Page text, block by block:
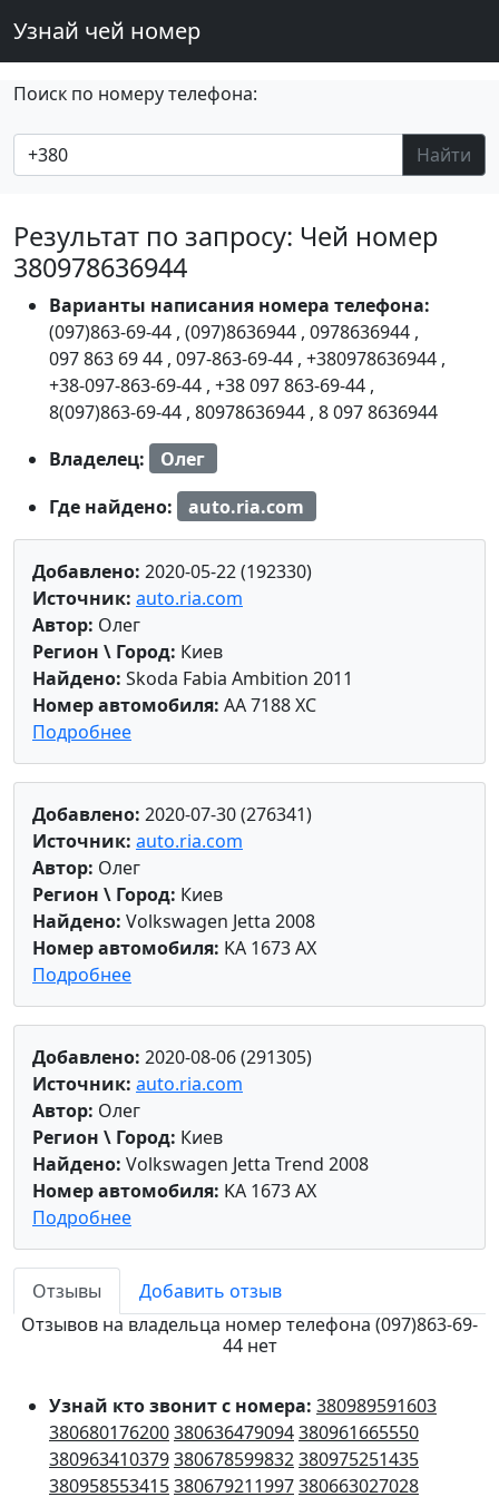
Узнай чей номер
Поиск по номеру телефона:
Найти
Результат по запросу: Чей номер
380978636944
Варианты написания номера телефона:
(097)863-69-44 , (097)8636944 , 0978636944 ,
097 863 69 44 , 097-863-69-44 , +380978636944 ,
+38-097-863-69-44 , +38 097 863-69-44 ,
8(097)863-69-44 , 80978636944 , 8 097 8636944
Владелец:
Олег
Где найдено:
auto.ria.com
Добавлено: 2020-05-22 (192330)
Источник: auto.ria.com
Автор: Олег
Регион \ Город: Киев
Найдено: Skoda Fabia Ambition 2011
Номер автомобиля: AA 7188 XC
Подробнее
Добавлено: 2020-07-30 (276341)
Источник: auto.ria.com
Автор: Олег
Регион \ Город: Киев
Найдено: Volkswagen Jetta 2008
Номер автомобиля: KA 1673 AX
Подробнее
Добавлено: 2020-08-06 (291305)
Источник: auto.ria.com
Автор: Олег
Регион \ Город: Киев
Найдено: Volkswagen Jetta Trend 2008
Номер автомобиля: KA 1673 AX
Подробнее
Отзывы
Добавить отзыв
Отзывов на владельца номер телефона (097)863-69-
44 нет
Узнай кто звонит с номера: 380989591603
380680176200380636479094380961665550
380963410379380678599832380975251435
380958553415380679211997380663027028